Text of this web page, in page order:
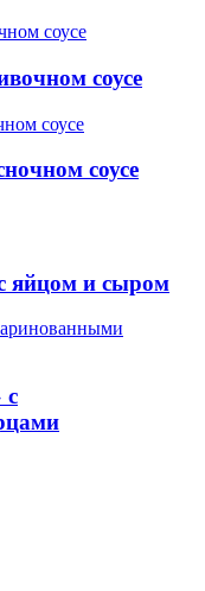
соусе
соусе
яйцом и сыром
с